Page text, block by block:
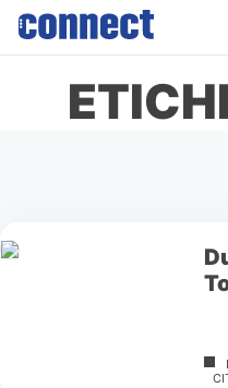
Skip
content